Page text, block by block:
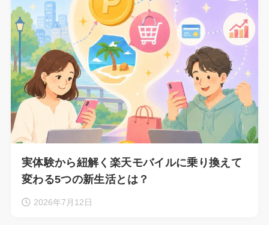
実体験から紐解く楽天モバイルに乗り換えて
変わる5つの新生活とは？
2026年7月12日